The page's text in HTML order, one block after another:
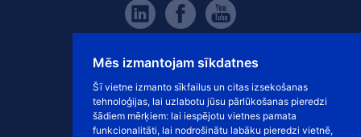
Mēs izmantojam sīkdatnes
Šī vietne izmanto sīkfailus un citas izsekošanas
tehnoloģijas, lai uzlabotu jūsu pārlūkošanas pieredzi
šādiem mērķiem: lai iespējotu vietnes pamata
funkcionalitāti, lai nodrošinātu labāku pieredzi vietnē,